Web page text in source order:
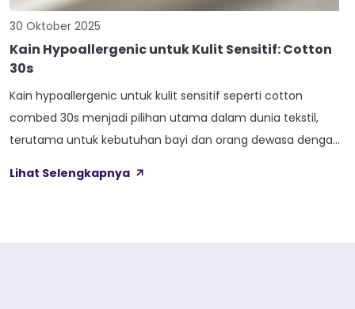
30 Oktober 2025
Kain Hypoallergenic untuk Kulit Sensitif: Cotton
30s
Kain hypoallergenic untuk kulit sensitif seperti cotton
combed 30s menjadi pilihan utama dalam dunia tekstil,
terutama untuk kebutuhan bayi dan orang dewasa dengan
kehalusan, dan minim risiko menyebabkan iritasi. Artikel ini
Lihat Selengkapnya